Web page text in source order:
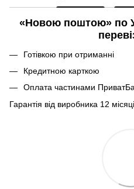
«Новою поштою» по
Готівкою при отриманні
Кредитною карткою
Оплата частинами
Гарантія від виробника 12